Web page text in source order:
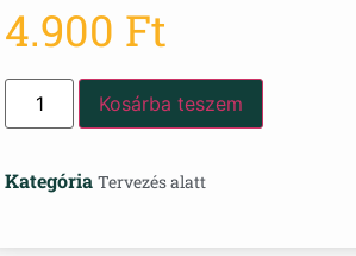
4.900 Ft
Kosárba teszem
Kategória Tervezés alatt